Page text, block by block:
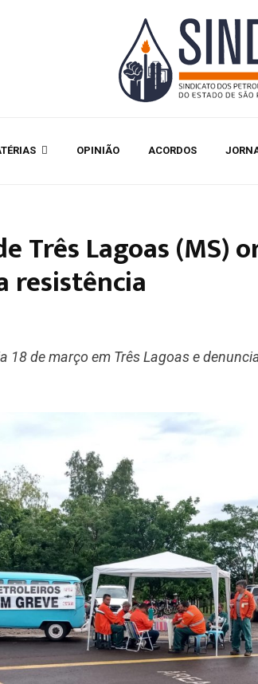
OPINIÃO ACORDOS
Três Lagoas (MS)
resistência
18 de março em Três Lagoas e